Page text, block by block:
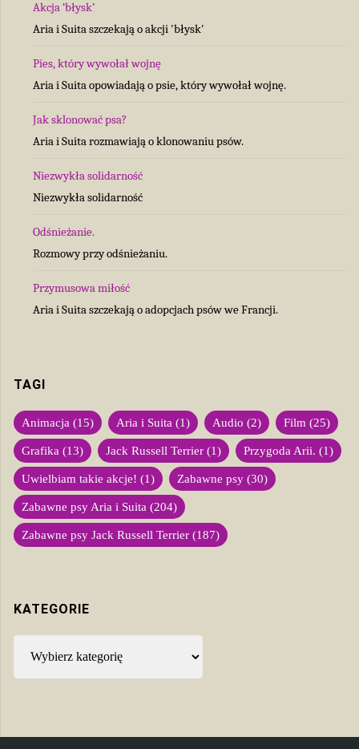
Akcja ‘błysk’
Aria i Suita szczekają o akcji 'błysk'
Pies, który wywołał wojnę
Aria i Suita opowiadają o psie, który wywołał wojnę.
Jak sklonować psa?
Aria i Suita rozmawiają o klonowaniu psów.
Niezwykła solidarność
Niezwykła solidarność
Odśnieżanie.
Rozmowy przy odśnieżaniu.
Przymusowa miłość
Aria i Suita szczekają o adopcjach psów we Francji.
TAGI
Animacja (15) Aria i Suita (1) Audio (2) Film (25)
Grafika (13) Jack Russell Terrier (1) Przygoda Arii. (1)
Uwielbiam takie akcje! (1) Zabawne psy (30)
Zabawne psy Aria i Suita (204)
Zabawne psy Jack Russell Terrier (187)
KATEGORIE